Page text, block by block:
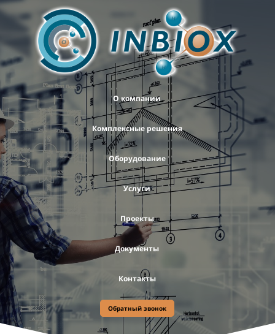
О компании
Комплексные решения
Оборудование
Услуги
Проекты
Документы
Контакты
Обратный звонок